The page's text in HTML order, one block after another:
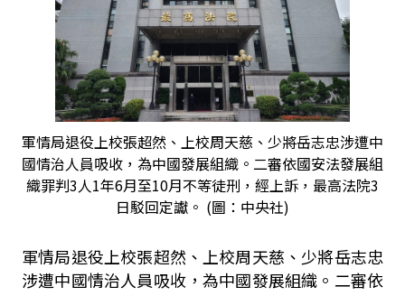
軍情局退役上校張超然、上校周天慈、少將岳志忠涉遭中
國情治人員吸收，為中國發展組織。二審依國安法發展組
織罪判3人1年6月至10月不等徒刑，經上訴，最高法院3
日駁回定讞。 (圖：中央社)
軍情局退役上校張超然、上校周天慈、少將岳志忠
涉遭中國情治人員吸收，為中國發展組織。二審依